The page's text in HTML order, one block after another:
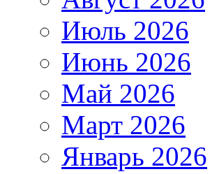
Июль 2026
Июнь 2026
Май 2026
Март 2026
Январь 2026